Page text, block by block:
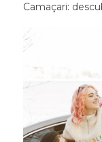
Camaçari: